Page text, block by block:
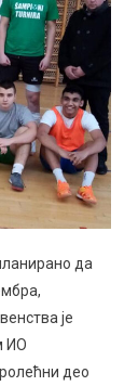
да
је
ИО
део